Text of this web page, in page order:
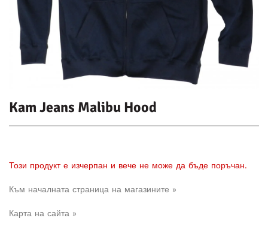
Kam Jeans Malibu Hood
Този продукт е изчерпан и вече не може да бъде поръчан.
Към началната страница на магазините »
Карта на сайта »